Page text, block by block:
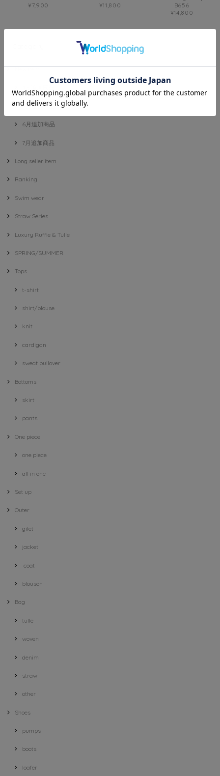
¥7,900
¥11,800
B656
¥14,800
New item
5月追加商品
6月追加商品
7月追加商品
Long seller item
Ranking
Swim wear
Straw Series
Luxury Ruffle & Tulle
SPRING/SUMMER
Tops
t-shirt
shirt/blouse
knit
cardigan
sweat pullover
Bottoms
skirt
pants
One piece
one piece
all in one
Set up
Outer
gilet
jacket
coat
blouson
Bag
tulle
woven
denim
straw
other
Shoes
pumps
boots
loafer